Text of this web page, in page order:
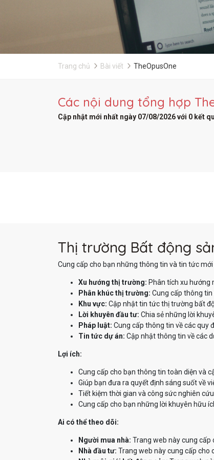
Trang chủ Bài viết TheOpusOne
Các nội dung tổng hợp
Cập nhật mới nhất ngày 07/08/2026 với 0 kết
Thị trường Bất động
Cung cấp cho bạn những thông tin và tin tức
Xu hướng thị trường: Phân tích xu hướng
Phân khúc thị trường: Cung cấp thông
Khu vực: Cập nhật tin tức thị trường bất
Lời khuyên đầu tư: Chia sẻ những lời
Pháp luật: Cung cấp thông tin về các quy
Tin tức dự án: Cập nhật thông tin về các
Lợi ích:
Cung cấp cho bạn thông tin toàn diện và
Giúp bạn đưa ra quyết định sáng suốt về
Tiết kiệm thời gian và công sức nghiên
Cung cấp cho bạn những lời khuyên hữu
Ai có thể theo dõi:
Người mua nhà: Trang web này cung cấp
Nhà đầu tư: Trang web này cung cấp cho